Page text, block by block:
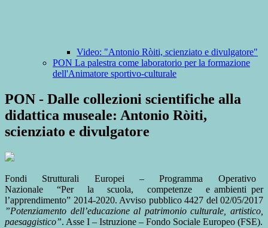
Video: "Antonio Ròiti, scienziato e divulgatore"
PON La palestra come laboratorio per la formazione
dell'Animatore sportivo-culturale
PON - Dalle collezioni scientifiche alla
didattica museale: Antonio Ròiti,
scienziato e divulgatore
Fondi Strutturali Europei – Programma Operativo
Nazionale “Per la scuola, competenze e ambienti per
l’apprendimento” 2014-2020. Avviso pubblico 4427 del 02/05/2017
”Potenziamento dell’educazione al patrimonio culturale, artistico,
paesaggistico”. Asse I – Istruzione – Fondo Sociale Europeo (FSE).